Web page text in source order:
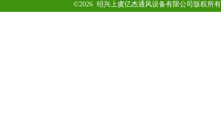
©2026 绍兴上虞亿杰通风设备有限公司版权所有